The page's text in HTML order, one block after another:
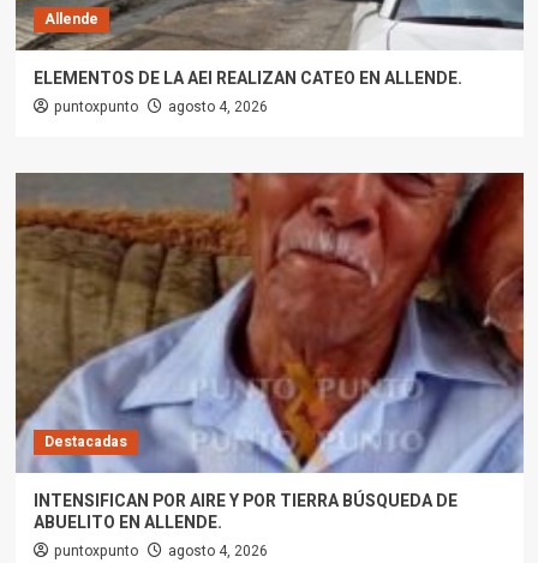
Allende
ELEMENTOS DE LA AEI REALIZAN CATEO EN ALLENDE.
puntoxpunto agosto 4, 2026
Destacadas
INTENSIFICAN POR AIRE Y POR TIERRA BÚSQUEDA DE
ABUELITO EN ALLENDE.
puntoxpunto agosto 4, 2026